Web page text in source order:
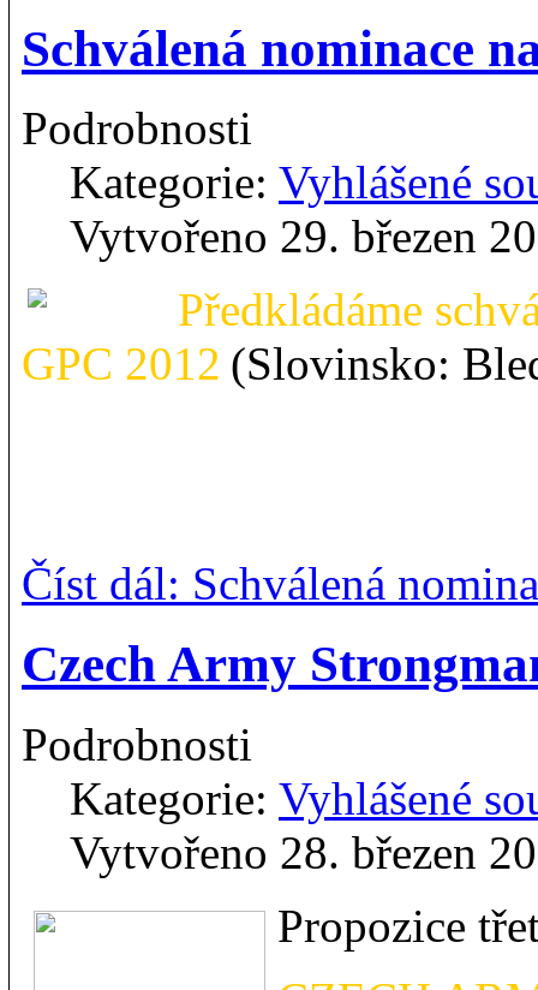
Schválená nominace
Podrobnosti
Kategorie: Vyhlášené
Vytvořeno 29. březen
Předkládáme
GPC 2012 (Slovinsko:
Číst dál: Schválená
Czech Army
Podrobnosti
Kategorie: Vyhlášené
Vytvořeno 28. březen
Propozice